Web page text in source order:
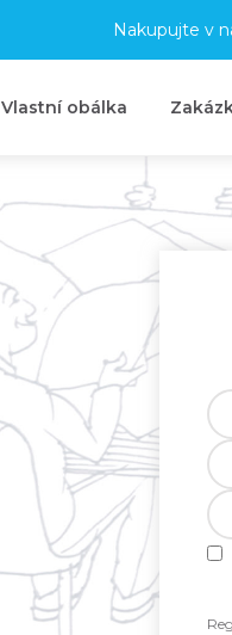
Nakupujte v
Vlastní obálka